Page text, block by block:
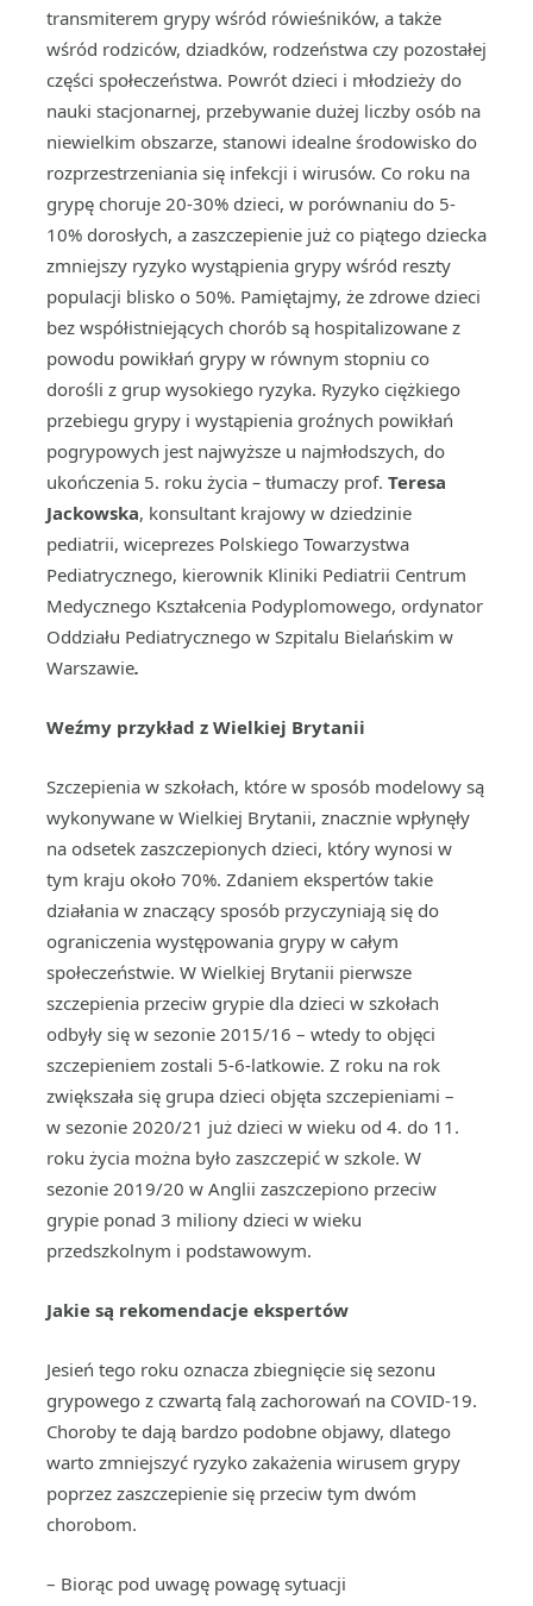
transmiterem grypy wśród rówieśników, a także
wśród rodziców, dziadków, rodzeństwa czy pozostałej
części społeczeństwa. Powrót dzieci i młodzieży do
nauki stacjonarnej, przebywanie dużej liczby osób na
niewielkim obszarze, stanowi idealne środowisko do
rozprzestrzeniania się infekcji i wirusów. Co roku na
grypę choruje 20-30% dzieci, w porównaniu do 5-
10% dorosłych, a zaszczepienie już co piątego dziecka
zmniejszy ryzyko wystąpienia grypy wśród reszty
populacji blisko o 50%. Pamiętajmy, że zdrowe dzieci
bez współistniejących chorób są hospitalizowane z
powodu powikłań grypy w równym stopniu co
dorośli z grup wysokiego ryzyka. Ryzyko ciężkiego
przebiegu grypy i wystąpienia groźnych powikłań
pogrypowych jest najwyższe u najmłodszych, do
ukończenia 5. roku życia – tłumaczy prof. Teresa
Jackowska, konsultant krajowy w dziedzinie
pediatrii, wiceprezes Polskiego Towarzystwa
Pediatrycznego, kierownik Kliniki Pediatrii Centrum
Medycznego Kształcenia Podyplomowego, ordynator
Oddziału Pediatrycznego w Szpitalu Bielańskim w
Warszawie.
Weźmy przykład z Wielkiej Brytanii
Szczepienia w szkołach, które w sposób modelowy są
wykonywane w Wielkiej Brytanii, znacznie wpłynęły
na odsetek zaszczepionych dzieci, który wynosi w
tym kraju około 70%. Zdaniem ekspertów takie
działania w znaczący sposób przyczyniają się do
ograniczenia występowania grypy w całym
społeczeństwie. W Wielkiej Brytanii pierwsze
szczepienia przeciw grypie dla dzieci w szkołach
odbyły się w sezonie 2015/16 – wtedy to objęci
szczepieniem zostali 5-6-latkowie. Z roku na rok
zwiększała się grupa dzieci objęta szczepieniami –
w sezonie 2020/21 już dzieci w wieku od 4. do 11.
roku życia można było zaszczepić w szkole. W
sezonie 2019/20 w Anglii zaszczepiono przeciw
grypie ponad 3 miliony dzieci w wieku
przedszkolnym i podstawowym.
Jakie są rekomendacje ekspertów
Jesień tego roku oznacza zbiegnięcie się sezonu
grypowego z czwartą falą zachorowań na COVID-19.
Choroby te dają bardzo podobne objawy, dlatego
warto zmniejszyć ryzyko zakażenia wirusem grypy
poprzez zaszczepienie się przeciw tym dwóm
chorobom.
– Biorąc pod uwagę powagę sytuacji